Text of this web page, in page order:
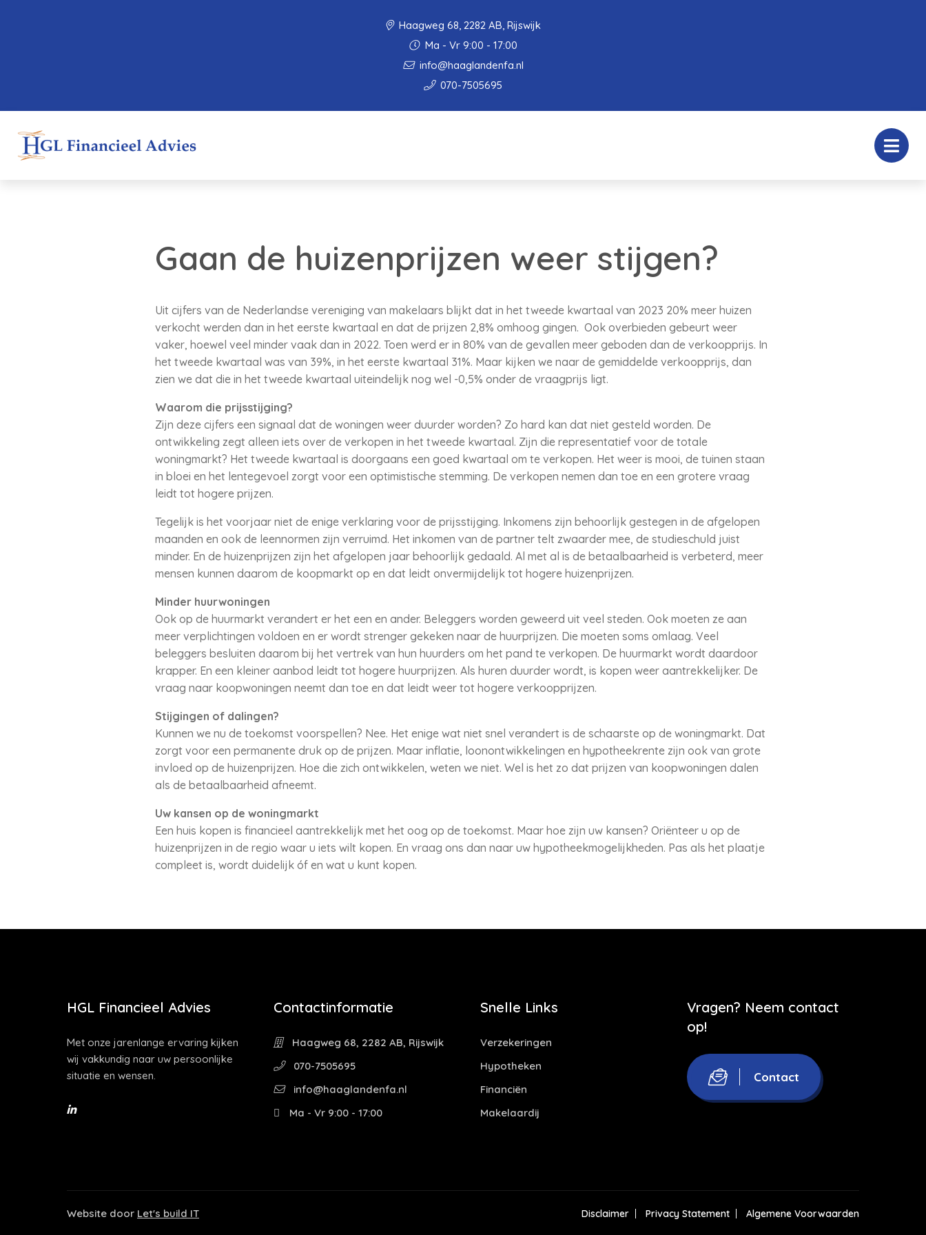
Haagweg 68, 2282 AB, Rijswijk
Ma - Vr 9:00 - 17:00
info@haaglandenfa.nl
070-7505695
Gaan de huizenprijzen weer stijgen?
Uit cijfers van de Nederlandse vereniging van makelaars blijkt dat in het tweede kwartaal van 2023 20% meer huizen
verkocht werden dan in het eerste kwartaal en dat de prijzen 2,8% omhoog gingen. Ook overbieden gebeurt weer
vaker, hoewel veel minder vaak dan in 2022. Toen werd er in 80% van de gevallen meer geboden dan de verkoopprijs. In
het tweede kwartaal was van 39%, in het eerste kwartaal 31%. Maar kijken we naar de gemiddelde verkoopprijs, dan
zien we dat die in het tweede kwartaal uiteindelijk nog wel -0,5% onder de vraagprijs ligt.
Waarom die prijsstijging?
Zijn deze cijfers een signaal dat de woningen weer duurder worden? Zo hard kan dat niet gesteld worden. De
ontwikkeling zegt alleen iets over de verkopen in het tweede kwartaal. Zijn die representatief voor de totale
woningmarkt? Het tweede kwartaal is doorgaans een goed kwartaal om te verkopen. Het weer is mooi, de tuinen staan
in bloei en het lentegevoel zorgt voor een optimistische stemming. De verkopen nemen dan toe en een grotere vraag
leidt tot hogere prijzen.
Tegelijk is het voorjaar niet de enige verklaring voor de prijsstijging. Inkomens zijn behoorlijk gestegen in de afgelopen
maanden en ook de leennormen zijn verruimd. Het inkomen van de partner telt zwaarder mee, de studieschuld juist
minder. En de huizenprijzen zijn het afgelopen jaar behoorlijk gedaald. Al met al is de betaalbaarheid is verbeterd, meer
mensen kunnen daarom de koopmarkt op en dat leidt onvermijdelijk tot hogere huizenprijzen.
Minder huurwoningen
Ook op de huurmarkt verandert er het een en ander. Beleggers worden geweerd uit veel steden. Ook moeten ze aan
meer verplichtingen voldoen en er wordt strenger gekeken naar de huurprijzen. Die moeten soms omlaag. Veel
beleggers besluiten daarom bij het vertrek van hun huurders om het pand te verkopen. De huurmarkt wordt daardoor
krapper. En een kleiner aanbod leidt tot hogere huurprijzen. Als huren duurder wordt, is kopen weer aantrekkelijker. De
vraag naar koopwoningen neemt dan toe en dat leidt weer tot hogere verkoopprijzen.
Stijgingen of dalingen?
Kunnen we nu de toekomst voorspellen? Nee. Het enige wat niet snel verandert is de schaarste op de woningmarkt. Dat
zorgt voor een permanente druk op de prijzen. Maar inflatie, loonontwikkelingen en hypotheekrente zijn ook van grote
invloed op de huizenprijzen. Hoe die zich ontwikkelen, weten we niet. Wel is het zo dat prijzen van koopwoningen dalen
als de betaalbaarheid afneemt.
Uw kansen op de woningmarkt
Een huis kopen is financieel aantrekkelijk met het oog op de toekomst. Maar hoe zijn uw kansen? Oriënteer u op de
huizenprijzen in de regio waar u iets wilt kopen. En vraag ons dan naar uw hypotheekmogelijkheden. Pas als het plaatje
compleet is, wordt duidelijk óf en wat u kunt kopen.
HGL Financieel Advies
Met onze jarenlange ervaring kijken
wij vakkundig naar uw persoonlijke
situatie en wensen.
Contactinformatie
Haagweg 68, 2282 AB, Rijswijk
070-7505695
info@haaglandenfa.nl
Ma - Vr 9:00 - 17:00
Snelle Links
Verzekeringen
Hypotheken
Financiën
Makelaardij
Vragen? Neem contact
op!
Contact
Website door Let's build IT Disclaimer Privacy Statement Algemene Voorwaarden